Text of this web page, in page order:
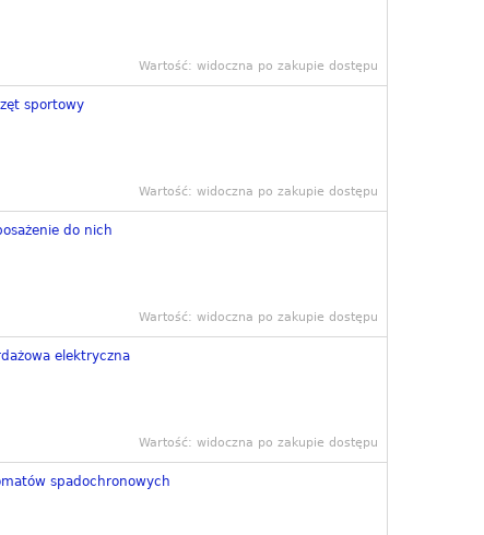
Wartość: widoczna po zakupie dostępu
sportowy
Wartość: widoczna po zakupie dostępu
do nich
Wartość: widoczna po zakupie dostępu
elektryczna
Wartość: widoczna po zakupie dostępu
spadochronowych